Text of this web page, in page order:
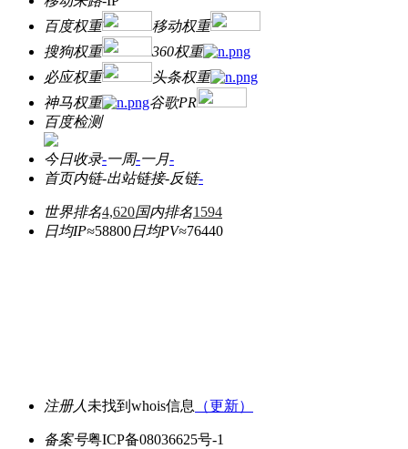
百度权重
移动权重
搜狗权重
360权重
必应权重
头条权重
神马权重
谷歌PR
百度检测
今日收录-一周-一月-
首页内链-出站链接-反链-
世界排名4,620国内排名1594
日均IP≈58800日均PV≈76440
注册人 未找到whois信息 （更新）
备案号粤ICP备08036625号-1